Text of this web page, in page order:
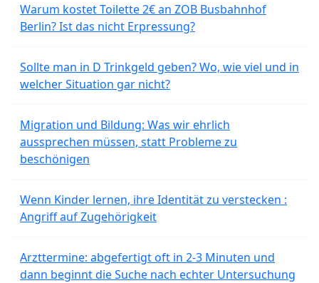
Warum kostet Toilette 2€ an ZOB Busbahnhof
Berlin? Ist das nicht Erpressung?
Sollte man in D Trinkgeld geben? Wo, wie viel und in
welcher Situation gar nicht?
Migration und Bildung: Was wir ehrlich
aussprechen müssen, statt Probleme zu
beschönigen
Wenn Kinder lernen, ihre Identität zu verstecken :
Angriff auf Zugehörigkeit
Arzttermine: abgefertigt oft in 2-3 Minuten und
dann beginnt die Suche nach echter Untersuchung